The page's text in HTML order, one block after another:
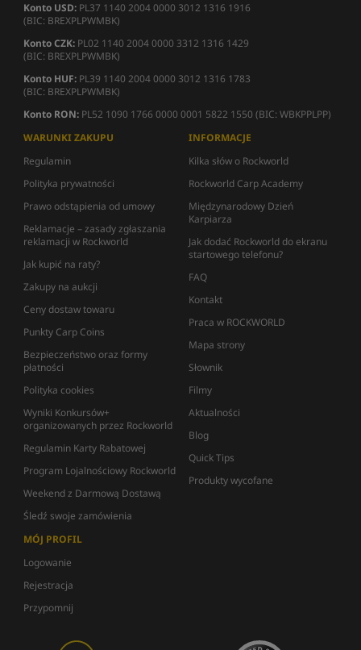
Konto USD: PL37 1140 2004 0000 3012 1316 1916
(BIC: BREXPLPWMBK)
Konto CZK: PL02 1140 2004 0000 3312 1316 1429
(BIC: BREXPLPWMBK)
Konto HUF: PL39 1140 2004 0000 3012 1316 1783
(BIC: BREXPLPWMBK)
Konto RON: PL52 1090 1766 0000 0001 5822 1550 (BIC: WBKPPLPP)
WARUNKI ZAKUPU
Regulamin
Polityka prywatności
Prawo odstąpienia od umowy
Reklamacje – zasady zgłaszania
reklamacji w Rockworld
Jak kupić na raty?
Zakupy na aukcji
Ceny dostaw towaru
Punkty Carp Coins
Bezpieczeństwo oraz formy
płatności
Polityka cookies
Wyniki Konkursów+
organizowanych przez Rockworld
Regulamin Karty Rabatowej
Program Lojalnościowy Rockworld
Weekend z Darmową Dostawą
Śledź swoje zamówienia
INFORMACJE
Kilka słów o Rockworld
Rockworld Carp Academy
Międzynarodowy Dzień
Karpiarza
Jak dodać Rockworld do ekranu
startowego telefonu?
FAQ
Kontakt
Praca w ROCKWORLD
Mapa strony
Słownik
Filmy
Aktualności
Blog
Quick Tips
Produkty wycofane
MÓJ PROFIL
Logowanie
Rejestracja
Przypomnij